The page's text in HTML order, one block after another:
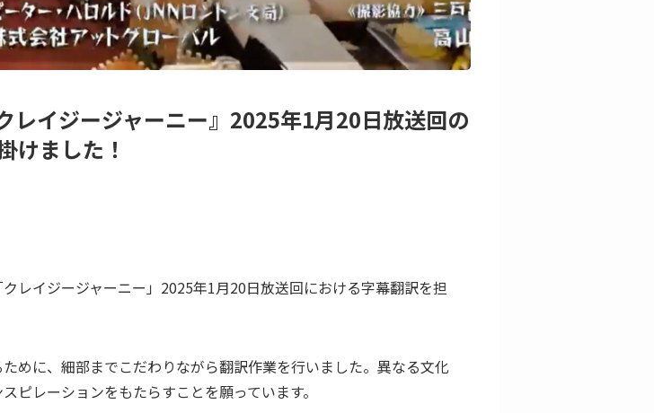
レイジージャーニー』2025年1月20日放送回の
けました！
レイジージャーニー」2025年1月20日放送回における字幕翻訳を担
めに、細部までこだわりながら翻訳作業を行いました。異なる文化
ピレーションをもたらすことを願っています。